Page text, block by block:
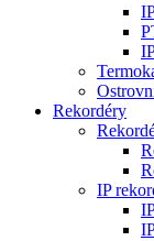
Rekordéry
IP